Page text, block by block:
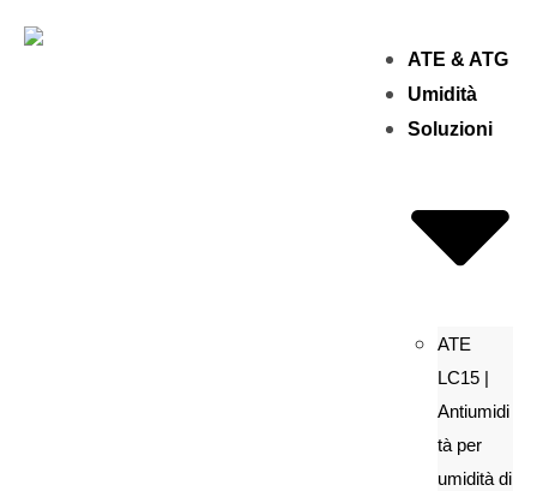
ATE & ATG
Umidità
Soluzioni
ATE
LC15 |
Antiumidi
tà per
umidità di